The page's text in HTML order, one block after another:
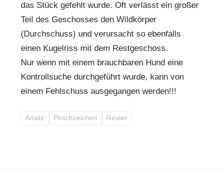
das Stück gefehlt wurde. Oft verlässt ein großer
Teil des Geschosses den Wildkörper
(Durchschuss) und verursacht so ebenfalls
einen Kugelriss mit dem Restgeschoss.
Nur wenn mit einem brauchbaren Hund eine
Kontrollsuche durchgeführt wurde, kann von
einem Fehlschuss ausgegangen werden!!!
Ansitz Pirschzeichen Revier